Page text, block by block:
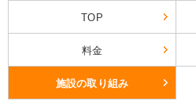
TOP
料金
施設の取り組み